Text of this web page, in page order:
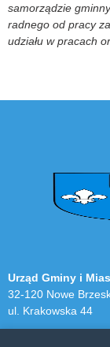
samorządzie
radnego od pracy
udziału w pracach
Urząd Gminy i
32-120 Nowe
ul. Krakowska 44